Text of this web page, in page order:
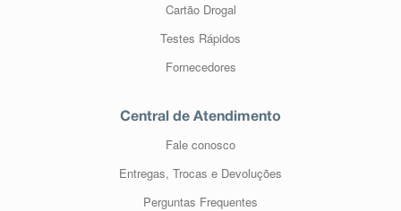
Cartão Drogal
Testes Rápidos
Fornecedores
Central de Atendimento
Fale conosco
Entregas, Trocas e Devoluções
Perguntas Frequentes